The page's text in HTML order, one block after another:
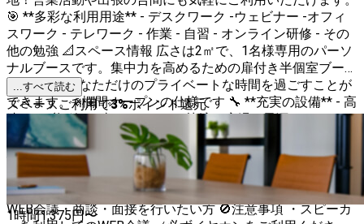
🎯 **多彩な利用用途** - デスクワーク -ウェビナー -オフィ
スワーク - テレワーク - 作業 - 自習 - オンライン研修 - その
他の勉強 📐スペース情報 広さは2㎡で、1名様専用のパーソ
ナルブースです。集中力を高めるための扉付き半個室ブース
（※）で、あなただけのプライベートな時間を過ごすことが
できます。 ※欄間オープンの仕様です 🔧 **充実の設備** - 高
速Wi-Fi (無線LAN) - エアコンで快適な室温 - 電源・コンセン
ト完備 - トイレ（男女共用） - 駐輪場あり - 防犯カメラで安
心 👥定員 1名様専用のパーソナルブースです。 👍こんな方
におすすめ ・集中して資料を作成したい方 ・作業中のPC画
面を見られたくない方 ・オフィスワークに集中したい方 ・
WEB会議・商談・面接を行いたい方 🚫注意事項 ・スピーカ
...すべて読む
スペースご利用で3%ポイント還元
1時間1,375円〜